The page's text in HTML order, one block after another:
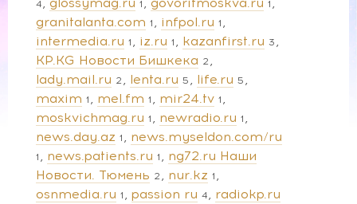
4 1 1
granitalanta.com 1 infpol.ru 1
intermedia.ru 1 iz.ru 1 kazanfirst.ru 3
KP.KG Новости Бишкека 2
lady.mail.ru 2 lenta.ru 5 life.ru 5
maxim 1 mel.fm 1 mir24.tv 1
moskvichmag.ru 1 newradio.ru 1
news.day.az 1 news.myseldon.com/ru
1 news.patients.ru 1
ng72.ru Наши
Новости. Тюмень 2 nur.kz 1
osnmedia.ru 1 passion ru 4 radiokp.ru